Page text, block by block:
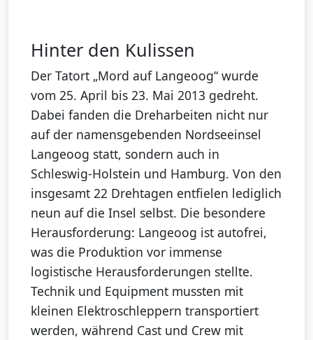
Hinter den Kulissen
Der Tatort „Mord auf Langeoog“ wurde
vom 25. April bis 23. Mai 2013 gedreht.
Dabei fanden die Dreharbeiten nicht nur
auf der namensgebenden Nordseeinsel
Langeoog statt, sondern auch in
Schleswig-Holstein und Hamburg. Von den
insgesamt 22 Drehtagen entfielen lediglich
neun auf die Insel selbst. Die besondere
Herausforderung: Langeoog ist autofrei,
was die Produktion vor immense
logistische Herausforderungen stellte.
Technik und Equipment mussten mit
kleinen Elektroschleppern transportiert
werden, während Cast und Crew mit